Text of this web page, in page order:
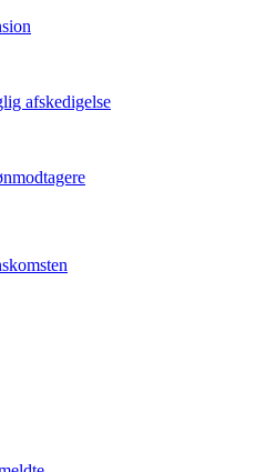
afskedigelse